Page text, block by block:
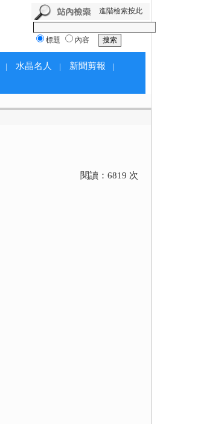
進階檢索按此
標題 內容
| 水晶名人 | 新聞剪報 |
閱讀： 6819 次